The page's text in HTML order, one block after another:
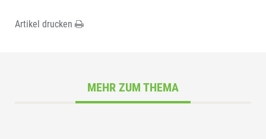
Artikel drucken
MEHR ZUM THEMA